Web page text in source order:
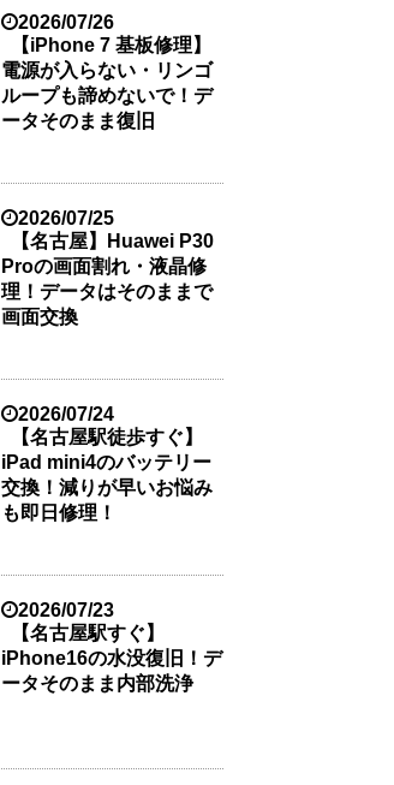
2026/07/26
【iPhone 7 基板修理】
電源が入らない・リンゴ
ループも諦めないで！デ
ータそのまま復旧
2026/07/25
【名古屋】Huawei P30
Proの画面割れ・液晶修
理！データはそのままで
画面交換
2026/07/24
【名古屋駅徒歩すぐ】
iPad mini4のバッテリー
交換！減りが早いお悩み
も即日修理！
2026/07/23
【名古屋駅すぐ】
iPhone16の水没復旧！デ
ータそのまま内部洗浄